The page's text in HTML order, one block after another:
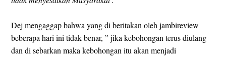
Dej mengaggap bahwa yang di beritakan oleh jambireview
beberapa hari ini tidak benar, ” jika kebohongan terus diulang
dan di sebarkan maka kebohongan itu akan menjadi